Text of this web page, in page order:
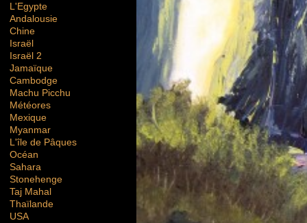
L'Egypte
Andalousie
Chine
Israël
Israël 2
Jamaïque
Cambodge
Machu Picchu
Météores
Mexique
Myanmar
L'île de Pâques
Océan
Sahara
Stonehenge
Taj Mahal
Thaïlande
USA